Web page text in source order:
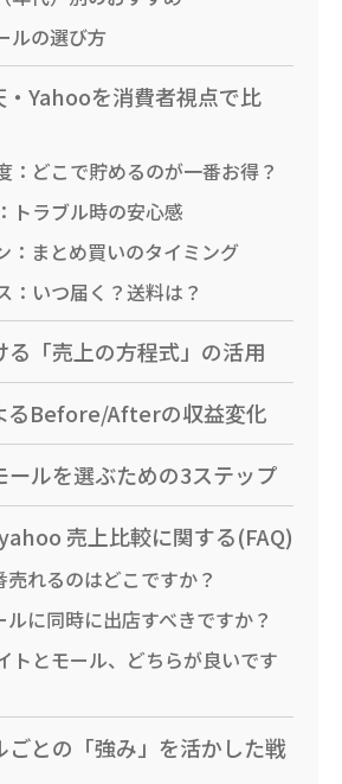
ルの選び方
Yahooを消費者視点で比
：どこで貯めるのが一番お得？
トラブル時の安心感
：まとめ買いのタイミング
：いつ届く？送料は？
る「売上の方程式」の活用
るBefore/Afterの収益変化
ールを選ぶための3ステップ
売上比較に関する(FAQ)
売れるのはどこですか？
ルに同時に出店すべきですか？
トとモール、どちらが良いです
ごとの「強み」を活かした戦